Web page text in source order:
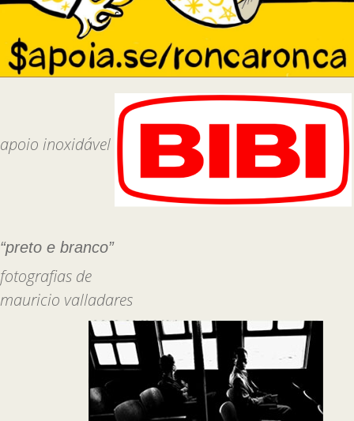
apoio inoxidável
“preto e branco”
fotografias de
mauricio valladares